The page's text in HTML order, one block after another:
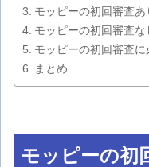
モッピーの初回審査
モッピーの初回審査
モッピーの初回審査
まとめ
モッピーの初